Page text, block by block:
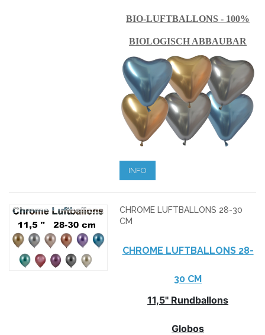
BIO-LUFTBALLONS - 100%
BIOLOGISCH ABBAUBAR
INFO
CHROME LUFTBALLONS 28-30
CM
CHROME LUFTBALLONS 28-
30 CM
11,5" Rundballons
Globos